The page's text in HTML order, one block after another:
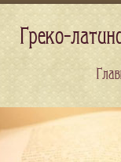
Греко-